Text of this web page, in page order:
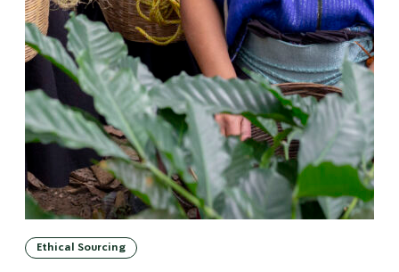
Ethical Sourcing